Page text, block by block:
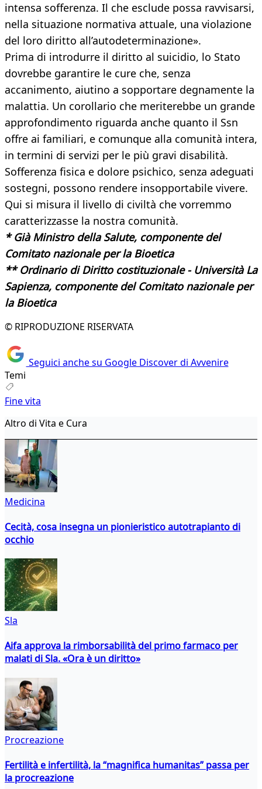
intensa sofferenza. Il che esclude possa ravvisarsi,
nella situazione normativa attuale, una violazione
del loro diritto all’autodeterminazione».
Prima di introdurre il diritto al suicidio, lo Stato
dovrebbe garantire le cure che, senza
accanimento, aiutino a sopportare degnamente la
malattia. Un corollario che meriterebbe un grande
approfondimento riguarda anche quanto il Ssn
offre ai familiari, e comunque alla comunità intera,
in termini di servizi per le più gravi disabilità.
Sofferenza fisica e dolore psichico, senza adeguati
sostegni, possono rendere insopportabile vivere.
Qui si misura il livello di civiltà che vorremmo
caratterizzasse la nostra comunità.
* Già Ministro della Salute, componente del
Comitato nazionale per la Bioetica
** Ordinario di Diritto costituzionale - Università La
Sapienza, componente del Comitato nazionale per
la Bioetica
© RIPRODUZIONE RISERVATA
Seguici anche su Google Discover di Avvenire
Temi
Fine vita
Altro di Vita e Cura
Medicina
Cecità, cosa insegna un pionieristico autotrapianto di
occhio
Sla
Aifa approva la rimborsabilità del primo farmaco per
malati di Sla. «Ora è un diritto»
Procreazione
Fertilità e infertilità, la “magnifica humanitas” passa per
la procreazione